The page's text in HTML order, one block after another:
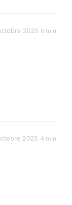
2025 6 min
2025 4 min